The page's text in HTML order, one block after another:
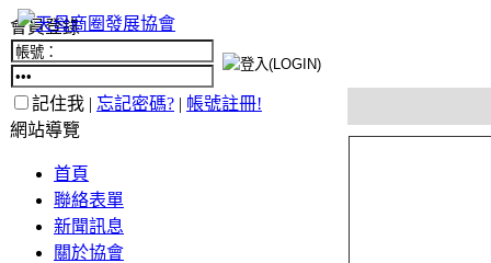
會員登錄
記住我 | 忘記密碼? | 帳號註冊!
網站導覽
首頁
聯絡表單
新聞訊息
關於協會